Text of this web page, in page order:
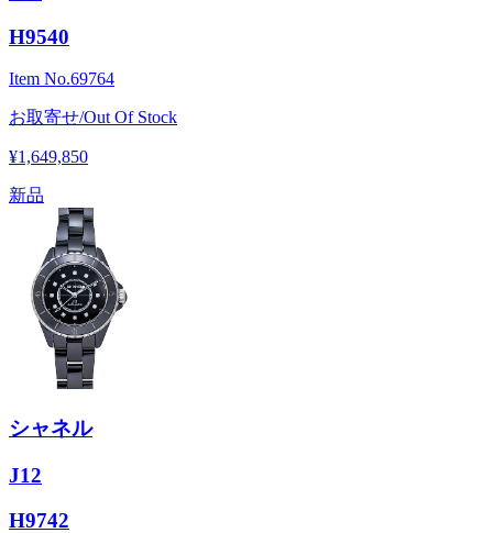
H9540
Item No.69764
お取寄せ/Out Of Stock
¥1,649,850
新品
シャネル
J12
H9742